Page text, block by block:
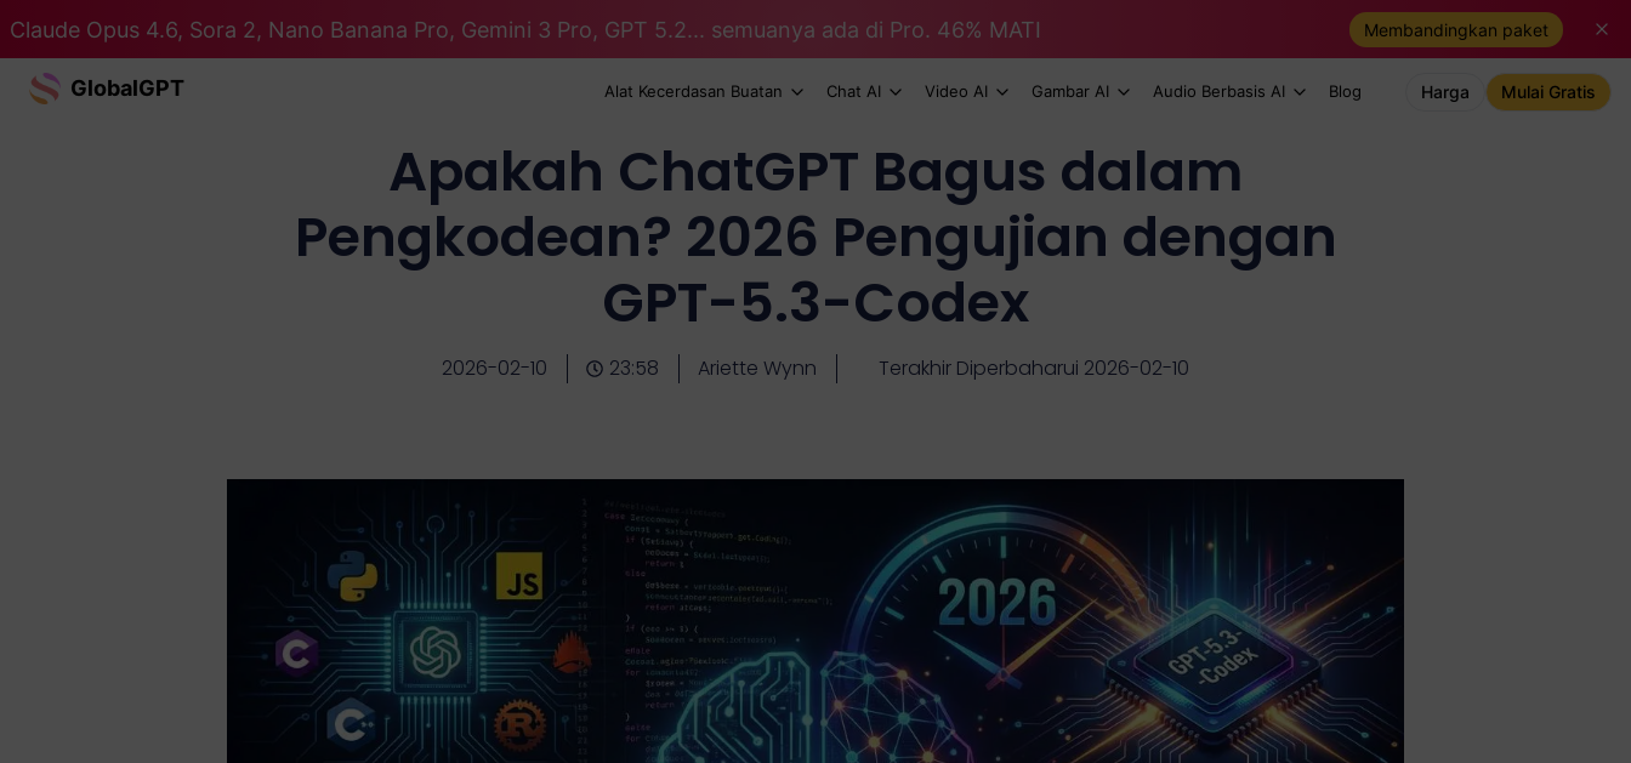
Claude Opus 4.6, Sora 2, Nano Banana Pro, Gemini 3 Pro, GPT 5.2... semuanya ada di Pro. 46% MATI Membandingkan paket
GlobalGPT Alat Kecerdasan Buatan Chat AI Video AI Gambar AI Audio Berbasis AI Blog Harga Mulai Gratis
Apakah ChatGPT Bagus dalam
Pengkodean? 2026 Pengujian dengan
GPT-5.3-Codex
2026-02-10 23:58 Ariette Wynn Terakhir Diperbaharui 2026-02-10